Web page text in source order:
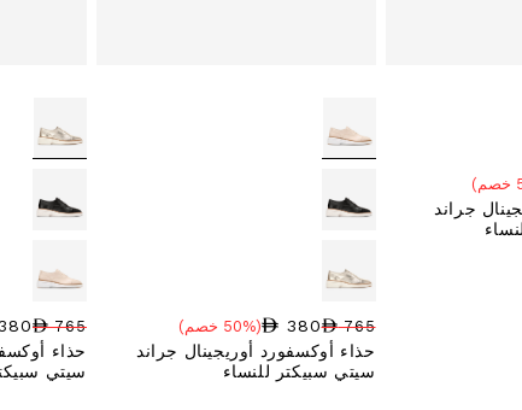
جراند
السعر العادي
765
سعر البيع
380
نسبة الخصم
(50% خصم)
حذاء أوكسفورد أوريجينال جراند
سيتي سبيكتر للنساء
السعر
765
سعر البيع
نسبة
حذاء
سيتي